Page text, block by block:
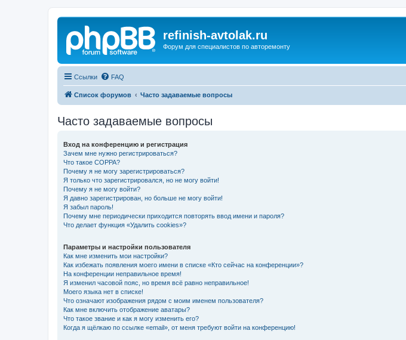
refinish-avtolak.ru
Форум для специалистов по авторемонту
Ссылки FAQ
Список форумов Часто задаваемые вопросы
Часто задаваемые вопросы
Вход на конференцию и регистрация
Зачем мне нужно регистрироваться?
Что такое COPPA?
Почему я не могу зарегистрироваться?
Я только что зарегистрировался, но не могу войти!
Почему я не могу войти?
Я давно зарегистрирован, но больше не могу войти!
Я забыл пароль!
Почему мне периодически приходится повторять ввод имени и пароля?
Что делает функция «Удалить cookies»?
Параметры и настройки пользователя
Как мне изменить мои настройки?
Как избежать появления моего имени в списке «Кто сейчас на конференции»?
На конференции неправильное время!
Я изменил часовой пояс, но время всё равно неправильное!
Моего языка нет в списке!
Что означают изображения рядом с моим именем пользователя?
Как мне включить отображение аватары?
Что такое звание и как я могу изменить его?
Когда я щёлкаю по ссылке «email», от меня требуют войти на конференцию!